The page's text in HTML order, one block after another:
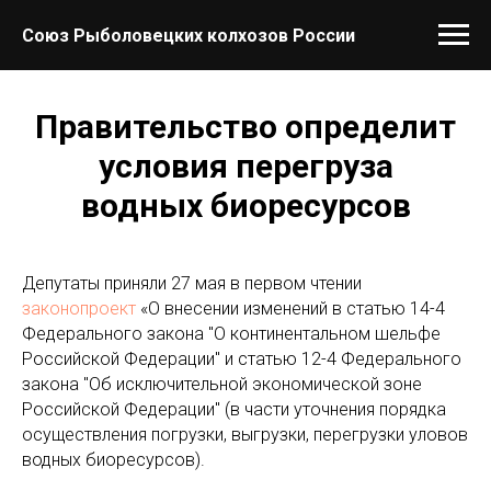
Союз Рыболовецких колхозов России
Правительство определит
условия перегруза
водных биоресурсов
Депутаты приняли 27 мая в первом чтении
законопроект «О внесении изменений в статью 14-4
Федерального закона "О континентальном шельфе
Российской Федерации" и статью 12-4 Федерального
закона "Об исключительной экономической зоне
Российской Федерации" (в части уточнения порядка
осуществления погрузки, выгрузки, перегрузки уловов
водных биоресурсов).